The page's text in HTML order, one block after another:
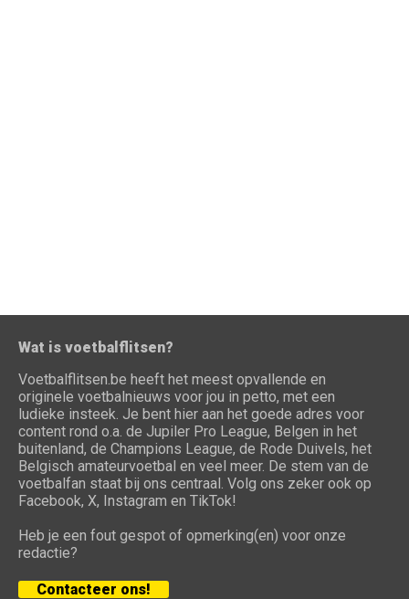
Wat is voetbalflitsen?
Voetbalflitsen.be heeft het meest opvallende en
originele voetbalnieuws voor jou in petto, met een
ludieke insteek. Je bent hier aan het goede adres voor
content rond o.a. de Jupiler Pro League, Belgen in het
buitenland, de Champions League, de Rode Duivels, het
Belgisch amateurvoetbal en veel meer. De stem van de
voetbalfan staat bij ons centraal. Volg ons zeker ook op
Facebook, X, Instagram en TikTok!
Heb je een fout gespot of opmerking(en) voor onze
redactie?
Contacteer ons!